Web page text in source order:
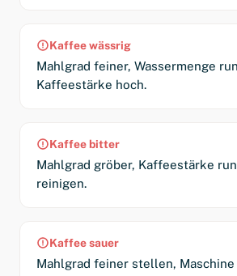
Kaffee wässrig
Mahlgrad feiner, Wassermenge
Kaffeestärke hoch.
Kaffee bitter
Mahlgrad gröber, Kaffeestärke
reinigen.
Kaffee sauer
Mahlgrad feiner stellen,